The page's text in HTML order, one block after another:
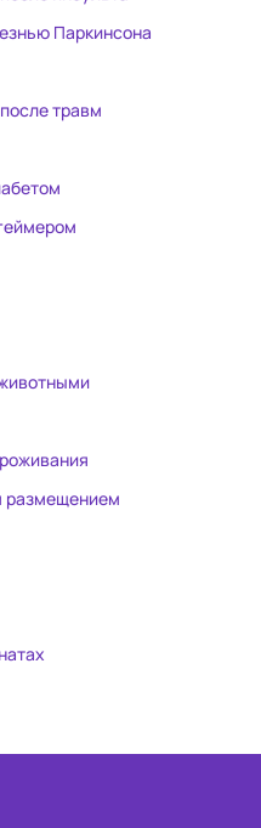
Паркинсона
травм
размещением